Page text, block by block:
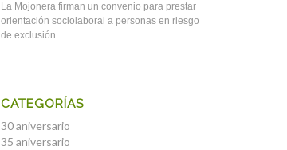
La Mojonera firman un convenio para prestar
orientación sociolaboral a personas en riesgo
de exclusión
CATEGORÍAS
30 aniversario
35 aniversario